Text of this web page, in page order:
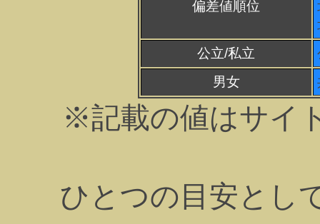
偏差値順位
公立/私立
男女
※記載の値はサイ
ひとつの目安とし